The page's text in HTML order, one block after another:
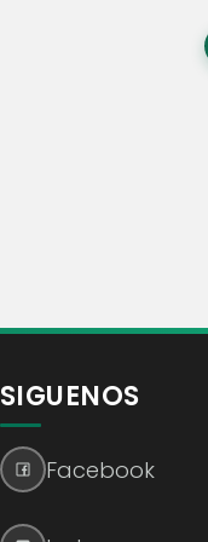
SIGUENOS
Facebook